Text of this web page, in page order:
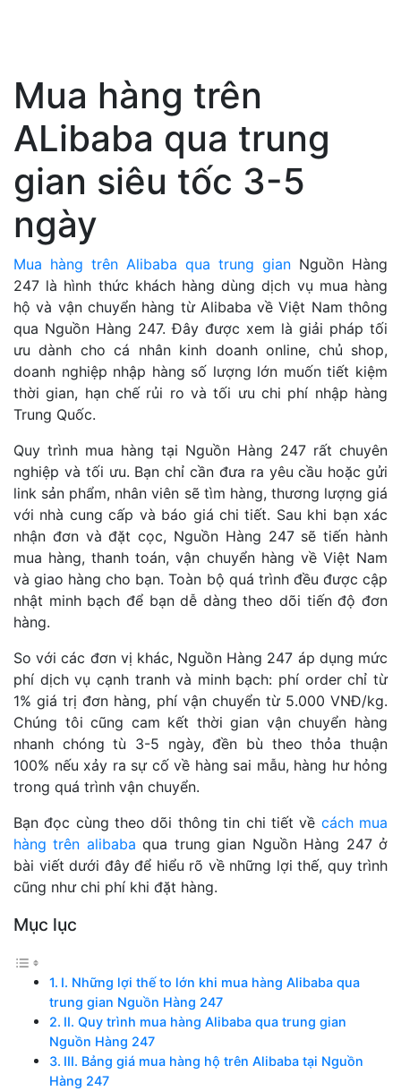
Mua hàng trên
ALibaba qua trung
gian siêu tốc 3-5
ngày
Mua hàng trên Alibaba qua trung gian Nguồn Hàng
247 là hình thức khách hàng dùng dịch vụ mua hàng
hộ và vận chuyển hàng từ Alibaba về Việt Nam thông
qua Nguồn Hàng 247. Đây được xem là giải pháp tối
ưu dành cho cá nhân kinh doanh online, chủ shop,
doanh nghiệp nhập hàng số lượng lớn muốn tiết kiệm
thời gian, hạn chế rủi ro và tối ưu chi phí nhập hàng
Trung Quốc.
Quy trình mua hàng tại Nguồn Hàng 247 rất chuyên
nghiệp và tối ưu. Bạn chỉ cần đưa ra yêu cầu hoặc gửi
link sản phẩm, nhân viên sẽ tìm hàng, thương lượng giá
với nhà cung cấp và báo giá chi tiết. Sau khi bạn xác
nhận đơn và đặt cọc, Nguồn Hàng 247 sẽ tiến hành
mua hàng, thanh toán, vận chuyển hàng về Việt Nam
và giao hàng cho bạn. Toàn bộ quá trình đều được cập
nhật minh bạch để bạn dễ dàng theo dõi tiến độ đơn
hàng.
So với các đơn vị khác, Nguồn Hàng 247 áp dụng mức
phí dịch vụ cạnh tranh và minh bạch: phí order chỉ từ
1% giá trị đơn hàng, phí vận chuyển từ 5.000 VNĐ/kg.
Chúng tôi cũng cam kết thời gian vận chuyển hàng
nhanh chóng tù 3-5 ngày, đền bù theo thỏa thuận
100% nếu xảy ra sự cố về hàng sai mẫu, hàng hư hỏng
trong quá trình vận chuyển.
Bạn đọc cùng theo dõi thông tin chi tiết về cách mua
hàng trên alibaba qua trung gian Nguồn Hàng 247 ở
bài viết dưới đây để hiểu rõ về những lợi thế, quy trình
cũng như chi phí khi đặt hàng.
Mục lục
I. Những lợi thế to lớn khi mua hàng Alibaba qua
trung gian Nguồn Hàng 247
II. Quy trình mua hàng Alibaba qua trung gian
Nguồn Hàng 247
III. Bảng giá mua hàng hộ trên Alibaba tại Nguồn
Hàng 247